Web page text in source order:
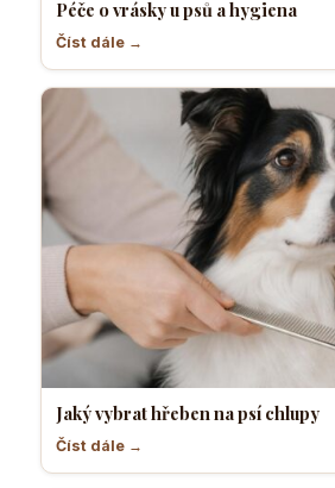
Péče o vrásky u psů a hygiena
Číst dále →
Jaký vybrat hřeben na psí chlupy
Číst dále →